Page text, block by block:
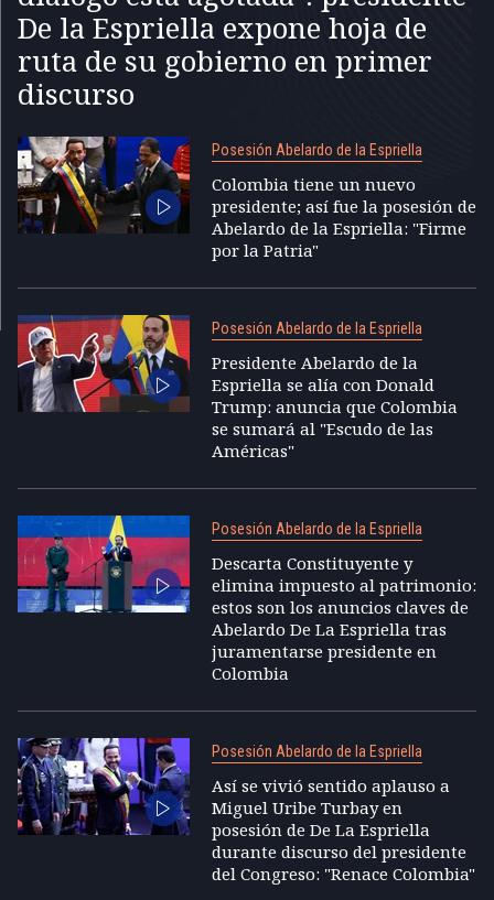
De la Espriella expone hoja de
ruta de su gobierno en primer
discurso
Posesión Abelardo de la Espriella
Colombia tiene un nuevo
presidente; así fue la posesión de
Abelardo de la Espriella: "Firme
por la Patria"
Posesión Abelardo de la Espriella
Presidente Abelardo de la
Espriella se alía con Donald
Trump: anuncia que Colombia
se sumará al "Escudo de las
Américas"
Posesión Abelardo de la Espriella
Descarta Constituyente y
elimina impuesto al patrimonio:
estos son los anuncios claves de
Abelardo De La Espriella tras
juramentarse presidente en
Colombia
Posesión Abelardo de la Espriella
Así se vivió sentido aplauso a
Miguel Uribe Turbay en
posesión de De La Espriella
durante discurso del presidente
del Congreso: "Renace Colombia"